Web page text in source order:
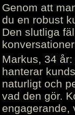
Genom att
du en robust
Den slutliga
Markus, 34
hanterar
naturligt och
vad den gör.
engagerande,